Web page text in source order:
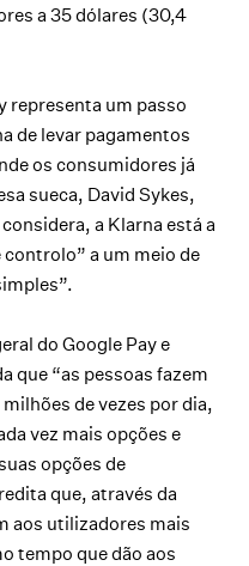
a 35 dólares (30,4
representa um passo
de levar pagamentos
os consumidores já
sueca, David Sykes,
a Klarna está a
a um meio de
do Google Pay e
que “as pessoas fazem
de vezes por dia,
vez mais opções e
opções de
que, através da
aos utilizadores mais
tempo que dão aos